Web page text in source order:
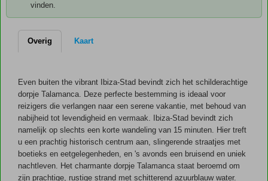
vinden.
Overig Kaart
Even buiten the vibrant Ibiza-Stad bevindt zich het schilderachtige
dorpje Talamanca. Deze perfecte bestemming is ideaal voor
reizigers die verlangen naar een serene vakantie, met behoud van
nabijheid tot levendigheid en vermaak. Ibiza-Stad bevindt zich
namelijk op slechts een korte wandeling van 15 minuten. Hier treft
u een prachtig historisch centrum aan, slingerende straatjes met
boetieks en eetgelegenheden, en 's avonds een bruisend en uniek
nachtleven. Het charmante dorpje Talamanca staat beroemd om
zijn prachtige, rustige strand met schitterend azuurblauw water.